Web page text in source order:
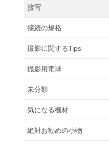
接写
接続の規格
撮影に関するTips
撮影用電球
未分類
気になる機材
絶対お勧めの小物